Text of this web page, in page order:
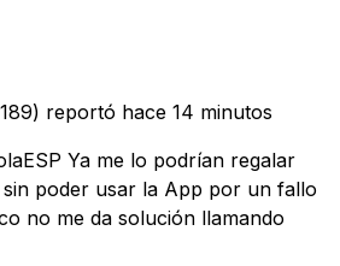
reportó hace 14 minutos
Ya me lo podrían regalar
sin poder usar la App por un fallo
no me da solución llamando